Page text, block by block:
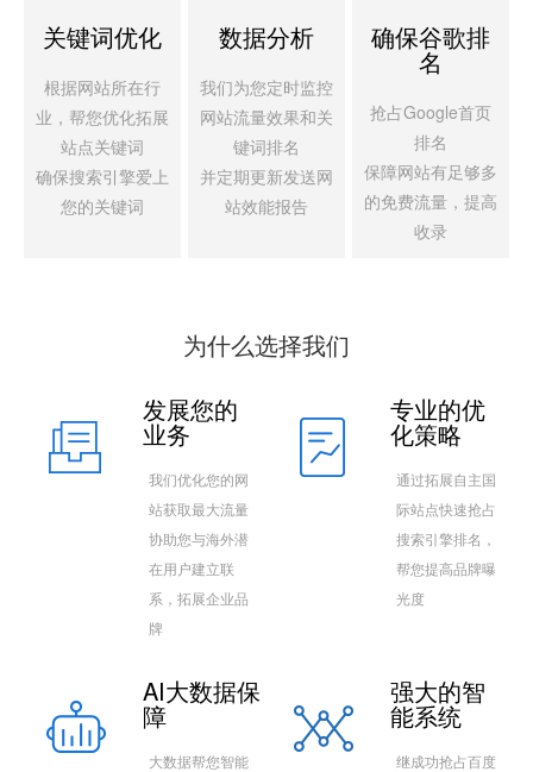
关键词优化
根据网站所在行
业，帮您优化拓展
站点关键词
确保搜索引擎爱上
您的关键词
数据分析
我们为您定时监控
网站流量效果和关
键词排名
并定期更新发送网
站效能报告
确保谷歌排
名
抢占Google首页
排名
保障网站有足够多
的免费流量，提高
收录
为什么选择我们
发展您的
业务
我们优化您的网
站获取最大流量
协助您与海外潜
在用户建立联
系，拓展企业品
牌
专业的优
化策略
通过拓展自主国
际站点快速抢占
搜索引擎排名，
帮您提高品牌曝
光度
AI大数据保
障
大数据帮您智能
强大的智
能系统
继成功抢占百度